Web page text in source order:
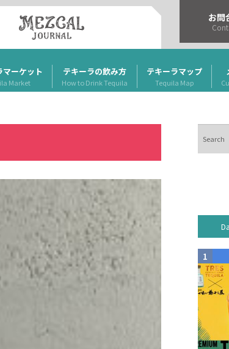
マーケット
Market
テキーラの飲み方
How to Drink Tequila
テキーラマップ
Tequila Map
お問
索